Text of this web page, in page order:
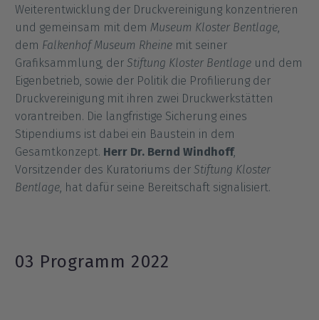
Weiterentwicklung der Druckvereinigung konzentrieren
und gemeinsam mit dem Museum Kloster Bentlage,
dem Falkenhof Museum Rheine mit seiner
Grafiksammlung, der Stiftung Kloster Bentlage und dem
Eigenbetrieb, sowie der Politik die Profilierung der
Druckvereinigung mit ihren zwei Druckwerkstätten
vorantreiben. Die langfristige Sicherung eines
Stipendiums ist dabei ein Baustein in dem
Gesamtkonzept. Herr Dr. Bernd Windhoff,
Vorsitzender des Kuratoriums der Stiftung Kloster
Bentlage, hat dafür seine Bereitschaft signalisiert.
03 Programm 2022